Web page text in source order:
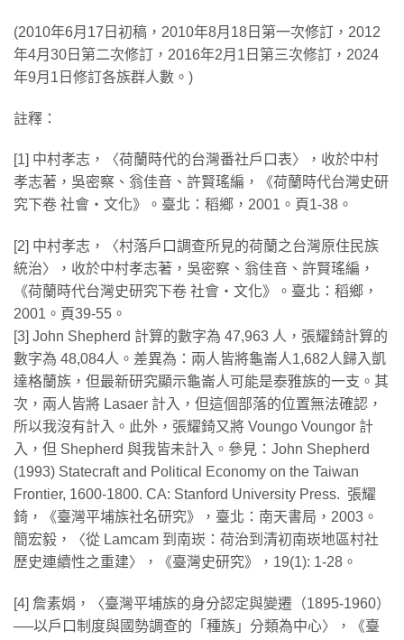
(2010年6月17日初稿，2010年8月18日第一次修訂，2012
年4月30日第二次修訂，2016年2月1日第三次修訂，2024
年9月1日修訂各族群人數。)
註釋：
[1] 中村孝志，〈荷蘭時代的台灣番社戶口表〉，收於中村
孝志著，吳密察、翁佳音、許賢瑤編，《荷蘭時代台灣史研
究下卷 社會‧文化》。臺北：稻鄉，2001。頁1-38。
[2] 中村孝志，〈村落戶口調查所見的荷蘭之台灣原住民族
統治〉，收於中村孝志著，吳密察、翁佳音、許賢瑤編，
《荷蘭時代台灣史研究下卷 社會‧文化》。臺北：稻鄉，
2001。頁39-55。
[3] John Shepherd 計算的數字為 47,963 人，張耀錡計算的
數字為 48,084人。差異為：兩人皆將龜崙人1,682人歸入凱
達格蘭族，但最新研究顯示龜崙人可能是泰雅族的一支。其
次，兩人皆將 Lasaer 計入，但這個部落的位置無法確認，
所以我沒有計入。此外，張耀錡又將 Voungo Voungor 計
入，但 Shepherd 與我皆未計入。參見：John Shepherd
(1993) Statecraft and Political Economy on the Taiwan
Frontier, 1600-1800. CA: Stanford University Press. 張耀
錡，《臺灣平埔族社名研究》，臺北：南天書局，2003。
簡宏毅，〈從 Lamcam 到南崁：荷治到清初南崁地區村社
歷史連續性之重建〉，《臺灣史研究》，19(1): 1-28。
[4] 詹素娟，〈臺灣平埔族的身分認定與變遷（1895-1960）
──以戶口制度與國勢調查的「種族」分類為中心〉，《臺